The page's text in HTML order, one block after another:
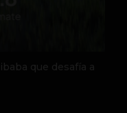
que desafía a